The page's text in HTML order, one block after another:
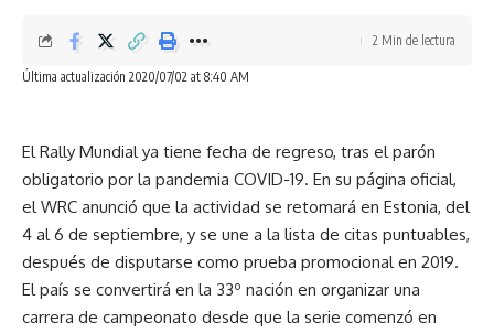
Última actualización 2020/07/02 at 8:40 AM
2 Min de lectura
El Rally Mundial ya tiene fecha de regreso, tras el parón
obligatorio por la pandemia COVID-19. En su página oficial,
el WRC anunció que la actividad se retomará en Estonia, del
4 al 6 de septiembre, y se une a la lista de citas puntuables,
después de disputarse como prueba promocional en 2019.
El país se convertirá en la 33º nación en organizar una
carrera de campeonato desde que la serie comenzó en